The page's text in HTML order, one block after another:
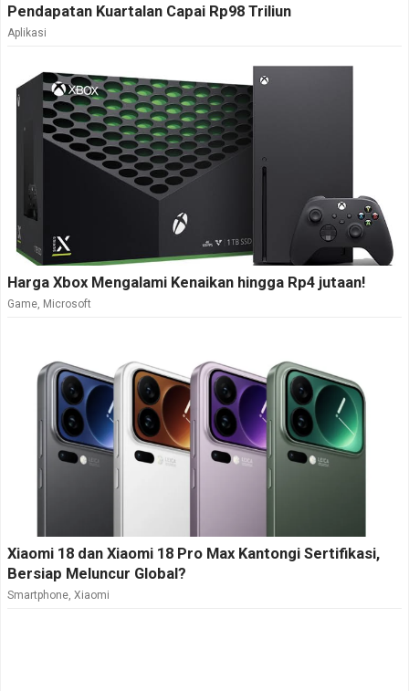
Pendapatan Kuartalan Capai Rp98 Triliun
Aplikasi
Harga Xbox Mengalami Kenaikan hingga Rp4 jutaan!
Game Microsoft
Xiaomi 18 dan Xiaomi 18 Pro Max Kantongi Sertifikasi,
Bersiap Meluncur Global?
Smartphone Xiaomi